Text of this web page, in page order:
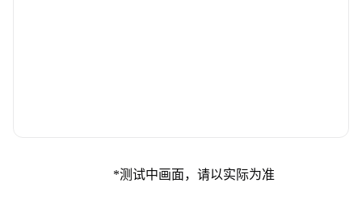
*测试中画面，请以实际为准